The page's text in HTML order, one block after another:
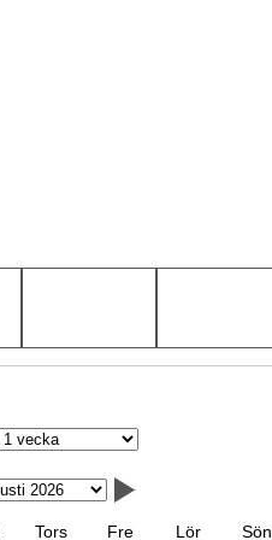
Tors Fre Lör Sön